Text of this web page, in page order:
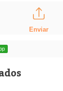
Enviar